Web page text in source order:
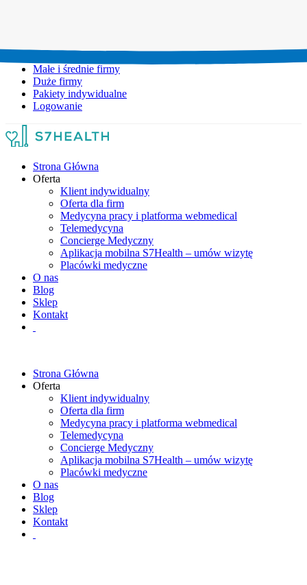
Małe i średnie firmy
Duże firmy
Pakiety indywidualne
Logowanie
Strona Główna
Oferta
Klient indywidualny
Oferta dla firm
Medycyna pracy i platforma webmedical
Telemedycyna
Concierge Medyczny
Aplikacja mobilna S7Health – umów wizytę
Placówki medyczne
O nas
Blog
Sklep
Kontakt
Strona Główna
Oferta
Klient indywidualny
Oferta dla firm
Medycyna pracy i platforma webmedical
Telemedycyna
Concierge Medyczny
Aplikacja mobilna S7Health – umów wizytę
Placówki medyczne
O nas
Blog
Sklep
Kontakt